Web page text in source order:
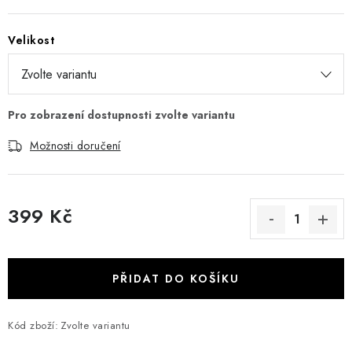
Velikost
Možnosti doručení
399 Kč
PŘIDAT DO KOŠÍKU
Kód zboží: Zvolte variantu